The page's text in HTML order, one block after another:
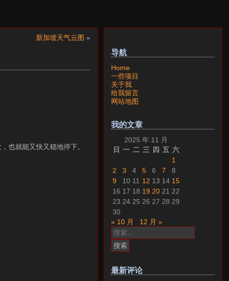
新加坡天气云图 »
也就能又快又稳地停下。
导航
Home
一些项目
关于我
给我留言
网站地图
我的文章
2025 年 11 月
日 一 二 三 四 五 六
1
2
3 4 5 6 7
8
9
10 11 12 13 14 15
16 17 18 19 20 21 22
23 24 25 26 27 28 29
30
« 10 月
12 月 »
搜
索：
最新评论